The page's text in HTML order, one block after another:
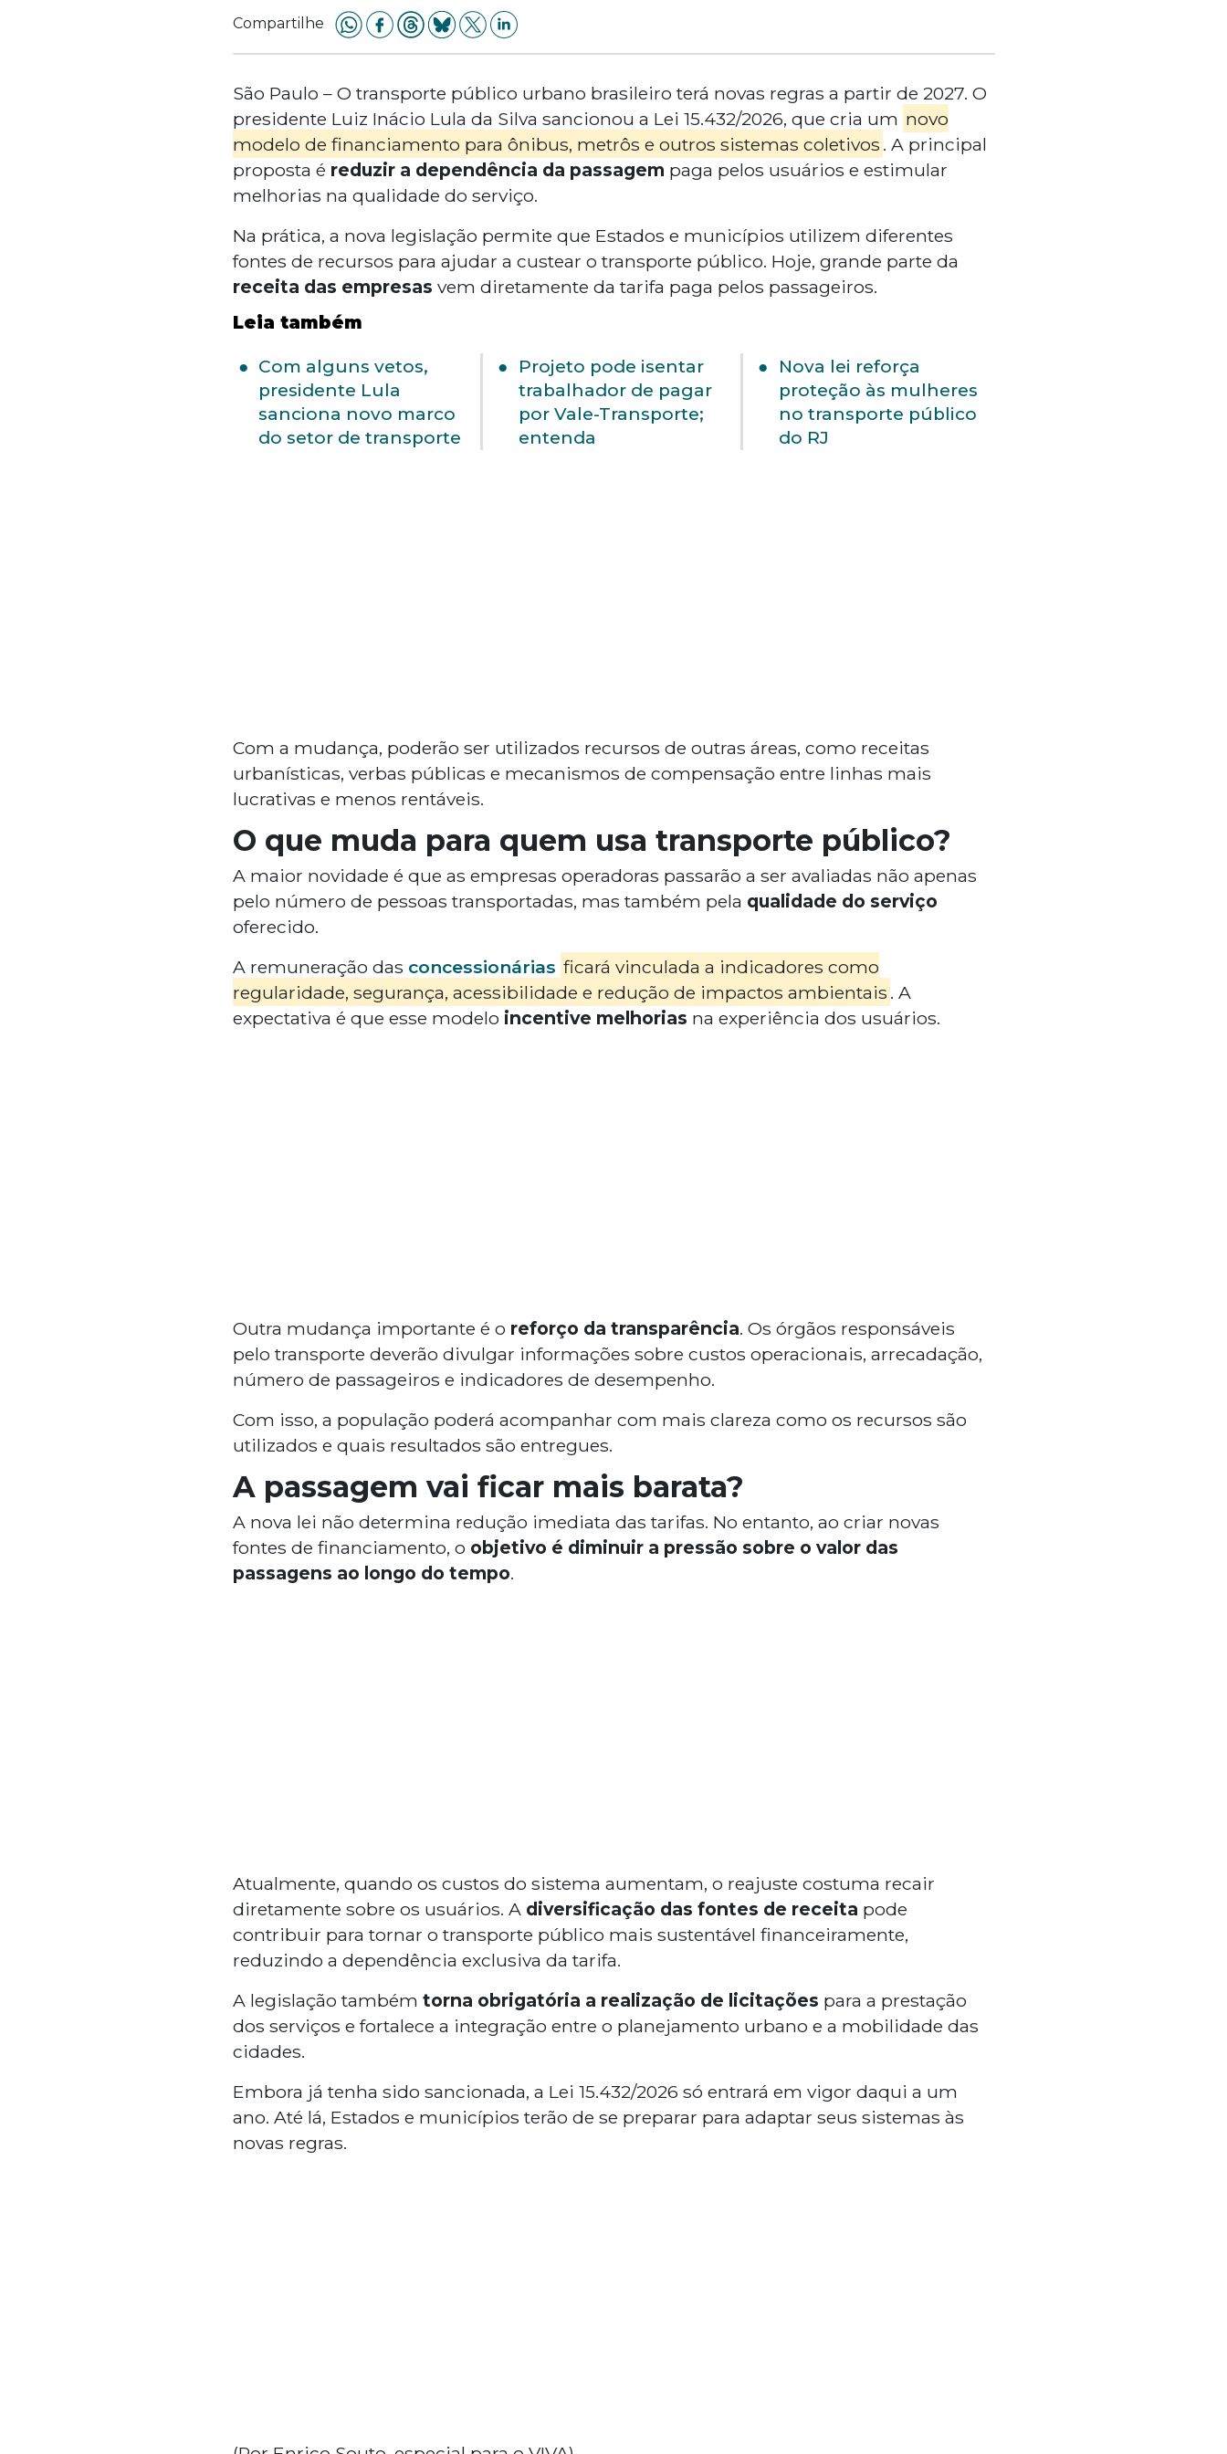
Compartilhe
São Paulo – O transporte público urbano brasileiro terá novas regras a partir de 2027. O
presidente Luiz Inácio Lula da Silva sancionou a Lei 15.432/2026, que cria um novo
modelo de financiamento para ônibus, metrôs e outros sistemas coletivos . A principal
proposta é reduzir a dependência da passagem paga pelos usuários e estimular
melhorias na qualidade do serviço.
Na prática, a nova legislação permite que Estados e municípios utilizem diferentes
fontes de recursos para ajudar a custear o transporte público. Hoje, grande parte da
receita das empresas vem diretamente da tarifa paga pelos passageiros.
Leia também
Com alguns vetos,
presidente Lula
sanciona novo marco
do setor de transporte
Projeto pode isentar
trabalhador de pagar
por Vale-Transporte;
entenda
Nova lei reforça
proteção às mulheres
no transporte público
do RJ
Com a mudança, poderão ser utilizados recursos de outras áreas, como receitas
urbanísticas, verbas públicas e mecanismos de compensação entre linhas mais
lucrativas e menos rentáveis.
O que muda para quem usa transporte público?
A maior novidade é que as empresas operadoras passarão a ser avaliadas não apenas
pelo número de pessoas transportadas, mas também pela qualidade do serviço
oferecido.
A remuneração das concessionárias ficará vinculada a indicadores como
regularidade, segurança, acessibilidade e redução de impactos ambientais . A
expectativa é que esse modelo incentive melhorias na experiência dos usuários.
Outra mudança importante é o reforço da transparência. Os órgãos responsáveis
pelo transporte deverão divulgar informações sobre custos operacionais, arrecadação,
número de passageiros e indicadores de desempenho.
Com isso, a população poderá acompanhar com mais clareza como os recursos são
utilizados e quais resultados são entregues.
A passagem vai ficar mais barata?
A nova lei não determina redução imediata das tarifas. No entanto, ao criar novas
fontes de financiamento, o objetivo é diminuir a pressão sobre o valor das
passagens ao longo do tempo.
Atualmente, quando os custos do sistema aumentam, o reajuste costuma recair
diretamente sobre os usuários. A diversificação das fontes de receita pode
contribuir para tornar o transporte público mais sustentável financeiramente,
reduzindo a dependência exclusiva da tarifa.
A legislação também torna obrigatória a realização de licitações para a prestação
dos serviços e fortalece a integração entre o planejamento urbano e a mobilidade das
cidades.
Embora já tenha sido sancionada, a Lei 15.432/2026 só entrará em vigor daqui a um
ano. Até lá, Estados e municípios terão de se preparar para adaptar seus sistemas às
novas regras.